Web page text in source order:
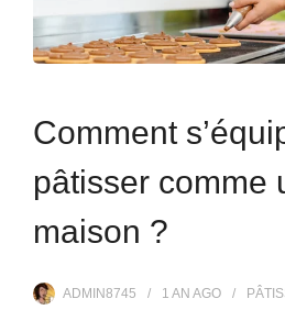
Comment
pâtisser comme
maison ?
ADMIN8745 1 AN AGO